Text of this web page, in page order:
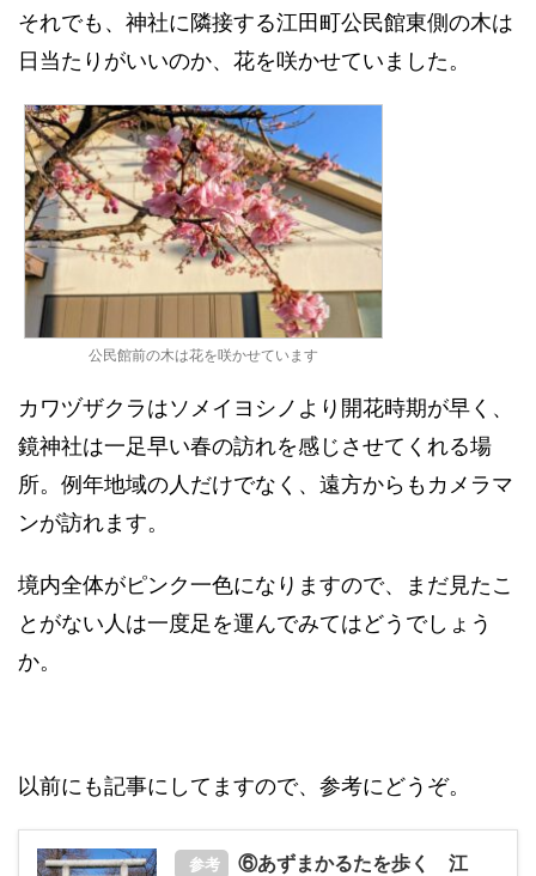
それでも、神社に隣接する江田町公民館東側の木は
日当たりがいいのか、花を咲かせていました。
公民館前の木は花を咲かせています
カワヅザクラはソメイヨシノより開花時期が早く、
鏡神社は一足早い春の訪れを感じさせてくれる場
所。例年地域の人だけでなく、遠方からもカメラマ
ンが訪れます。
境内全体がピンク一色になりますので、まだ見たこ
とがない人は一度足を運んでみてはどうでしょう
か。
以前にも記事にしてますので、参考にどうぞ。
参考 ⑥あずまかるたを歩く 江